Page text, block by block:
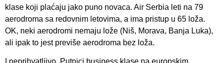
klase koji plaćaju jako puno novaca. Air Serbia leti na 79
aerodroma sa redovnim letovima, a ima pristup u 65 loža.
OK, neki aerodromi nemaju lože (Niš, Morava, Banja Luka),
ali ipak to jest previše aerodroma bez loža.